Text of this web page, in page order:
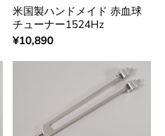
米国製ハンドメイド 赤血球
チューナー1524Hz
¥10,890